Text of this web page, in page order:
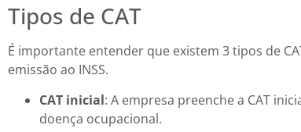
Tipos de CAT
É importante entender que existem 3 tipos de
emissão ao INSS.
CAT inicial: A empresa preenche a CAT
doença ocupacional.